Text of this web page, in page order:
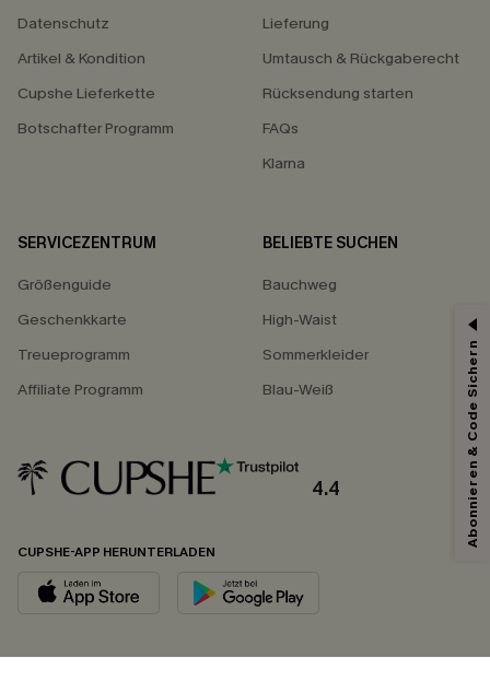
Datenschutz
Artikel & Kondition
Cupshe Lieferkette
Botschafter Programm
Lieferung
Umtausch & Rückgaberecht
Rücksendung starten
FAQs
Klarna
SERVICEZENTRUM
Größenguide
Geschenkkarte
Treueprogramm
Affiliate Programm
BELIEBTE SUCHEN
Bauchweg
High-Waist
Sommerkleider
Blau-Weiß
4.4
CUPSHE-APP HERUNTERLADEN
Abonnieren & Code Sichern